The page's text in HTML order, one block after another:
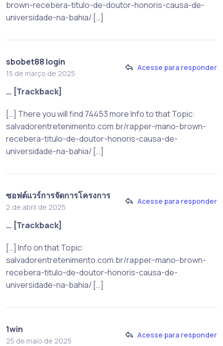
brown-recebera-titulo-de-doutor-honoris-causa-de-
universidade-na-bahia/ […]
sbobet88 login
15 de março de 2025
Acesse para responder
… [Trackback]
[…] There you will find 74453 more Info to that Topic:
salvadorentretenimento.com.br/rapper-mano-brown-
recebera-titulo-de-doutor-honoris-causa-de-
universidade-na-bahia/ […]
ซอฟต์แวร์การจัดการโครงการ
2 de abril de 2025
Acesse para responder
… [Trackback]
[…] Info on that Topic:
salvadorentretenimento.com.br/rapper-mano-brown-
recebera-titulo-de-doutor-honoris-causa-de-
universidade-na-bahia/ […]
1win
25 de maio de 2025
Acesse para responder